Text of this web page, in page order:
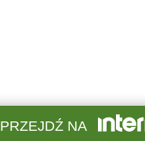
PRZEJDŹ NA